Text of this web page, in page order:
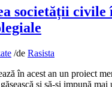
societății civile
/de Rasista
în acest an un proiect
și să-și impună mai